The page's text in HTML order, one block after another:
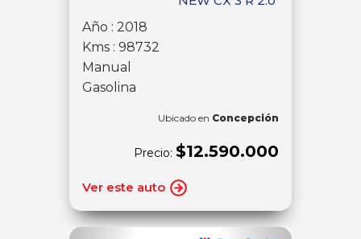
Año : 2018
Kms : 98732
Manual
Gasolina
Ubicado en Concepción
Precio: $12.590.000
Ver este auto